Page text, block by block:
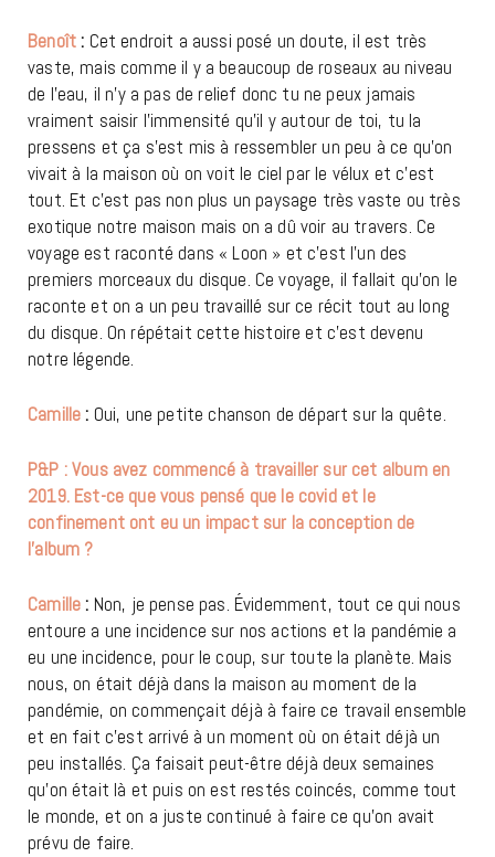
Benoît : Cet endroit a aussi posé un doute, il est très
vaste, mais comme il y a beaucoup de roseaux au niveau
de l’eau, il n’y a pas de relief donc tu ne peux jamais
vraiment saisir l’immensité qu’il y autour de toi, tu la
pressens et ça s’est mis à ressembler un peu à ce qu’on
vivait à la maison où on voit le ciel par le vélux et c’est
tout. Et c’est pas non plus un paysage très vaste ou très
exotique notre maison mais on a dû voir au travers. Ce
voyage est raconté dans « Loon » et c’est l’un des
premiers morceaux du disque. Ce voyage, il fallait qu’on le
raconte et on a un peu travaillé sur ce récit tout au long
du disque. On répétait cette histoire et c’est devenu
notre légende.
Camille : Oui, une petite chanson de départ sur la quête.
P&P : Vous avez commencé à travailler sur cet album en
2019. Est-ce que vous pensé que le covid et le
confinement ont eu un impact sur la conception de
l’album ?
Camille : Non, je pense pas. Évidemment, tout ce qui nous
entoure a une incidence sur nos actions et la pandémie a
eu une incidence, pour le coup, sur toute la planète. Mais
nous, on était déjà dans la maison au moment de la
pandémie, on commençait déjà à faire ce travail ensemble
et en fait c’est arrivé à un moment où on était déjà un
peu installés. Ça faisait peut-être déjà deux semaines
qu’on était là et puis on est restés coincés, comme tout
le monde, et on a juste continué à faire ce qu’on avait
prévu de faire.